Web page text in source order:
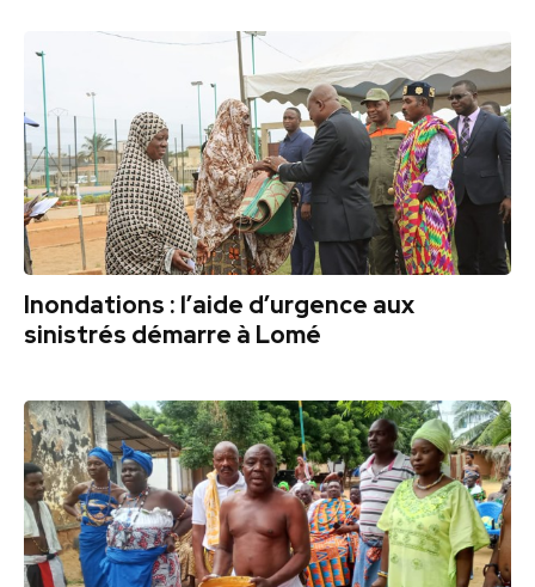
Inondations : l’aide d’urgence aux
sinistrés démarre à Lomé